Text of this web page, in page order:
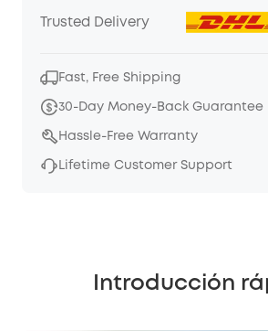
Trusted Delivery
Fast, Free Shipping
30-Day Money-Back Guarantee
Hassle-Free Warranty
Lifetime Customer Support
Introducción